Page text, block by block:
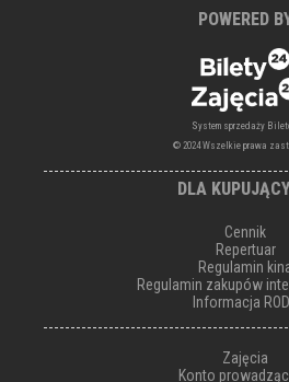
POWERED
System sprzedaży
© 2024 Wszelkie prawa
DLA
Cennik
Repertuar
Regulamin
Regulamin zakupów
Informacja
Zajęcia
Konto